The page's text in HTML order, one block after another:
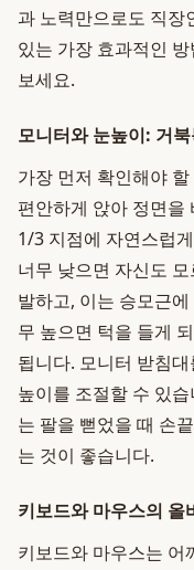
과 노력만으로도 직장
있는 가장 효과적인
보세요.
모니터와 눈높이: 거
가장 먼저 확인해야
편안하게 앉아 정면을
1/3 지점에 자연스럽
너무 낮으면 자신도
발하고, 이는 승모근
무 높으면 턱을 들게
됩니다. 모니터 받침
높이를 조절할 수 있
는 팔을 뻗었을 때 손
는 것이 좋습니다.
키보드와 마우스의 올
키보드와 마우스는 어